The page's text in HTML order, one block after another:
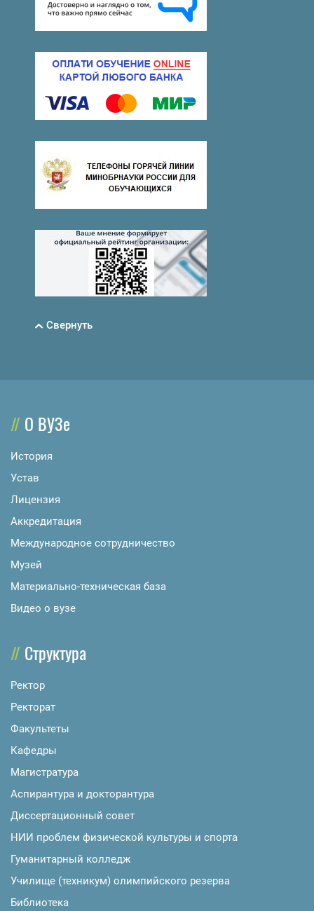
Свернуть
О ВУЗе
История
Устав
Лицензия
Аккредитация
Международное сотрудничество
Музей
Материально-техническая база
Видео о вузе
Структура
Ректор
Ректорат
Факультеты
Кафедры
Магистратура
Аспирантура и докторантура
Диссертационный совет
НИИ проблем физической культуры и спорта
Гуманитарный колледж
Училище (техникум) олимпийского резерва
Библиотека